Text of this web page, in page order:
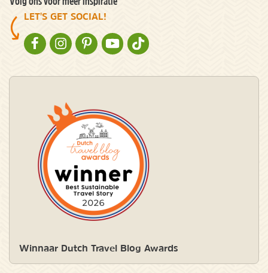
LET'S GET SOCIAL!
NATURESCANNER OP FACEBOOK
NATURESCANNER OP INSTAGRAM
NATURESCANNER OP PINTEREST
NATURESCANNER OP YOUTUBE
NATURESCANNER OP TIKTOK
Winnaar Dutch Travel Blog Awards